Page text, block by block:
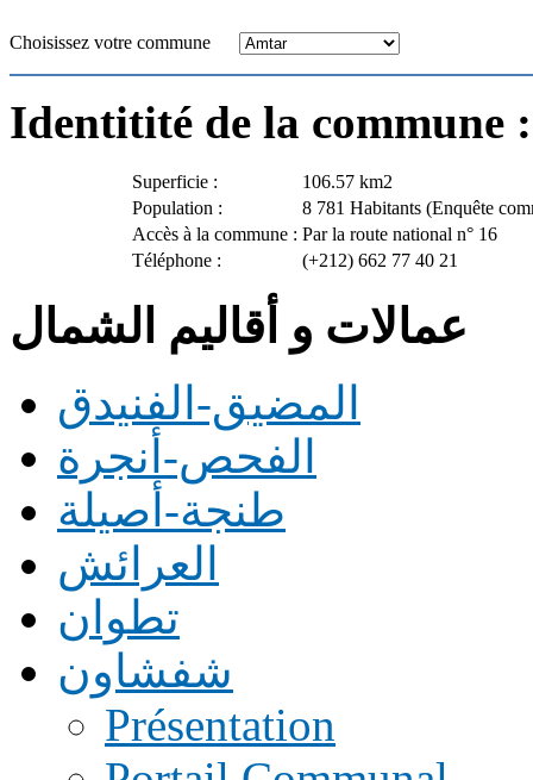
Choisissez votre commune
Identitité de la commune
Superficie :
106.57 km2
Population :
8 781 Habitants (Enquête
Accès à la commune : Par la route national n° 16
Téléphone :
(+212) 662 77 40 21
عمالات و أقاليم الشمال
المضيق-الفنيدق
الفحص-أنجرة
طنجة-أصيلة
العرائش
تطوان
شفشاون
Présentation